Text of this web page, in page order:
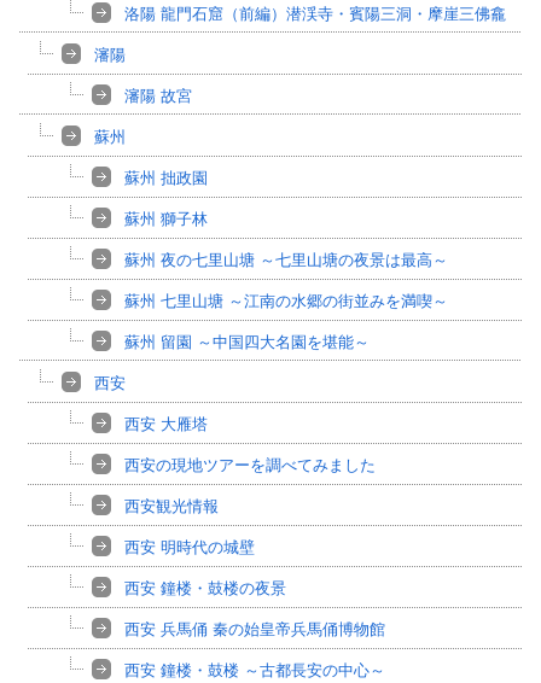
洛陽 龍門石窟（前編）潜渓寺・賓陽三洞・摩崖三佛龕
瀋陽
瀋陽 故宮
蘇州
蘇州 拙政園
蘇州 獅子林
蘇州 夜の七里山塘 ～七里山塘の夜景は最高～
蘇州 七里山塘 ～江南の水郷の街並みを満喫～
蘇州 留園 ～中国四大名園を堪能～
西安
西安 大雁塔
西安の現地ツアーを調べてみました
西安観光情報
西安 明時代の城壁
西安 鐘楼・鼓楼の夜景
西安 兵馬俑 秦の始皇帝兵馬俑博物館
西安 鐘楼・鼓楼 ～古都長安の中心～